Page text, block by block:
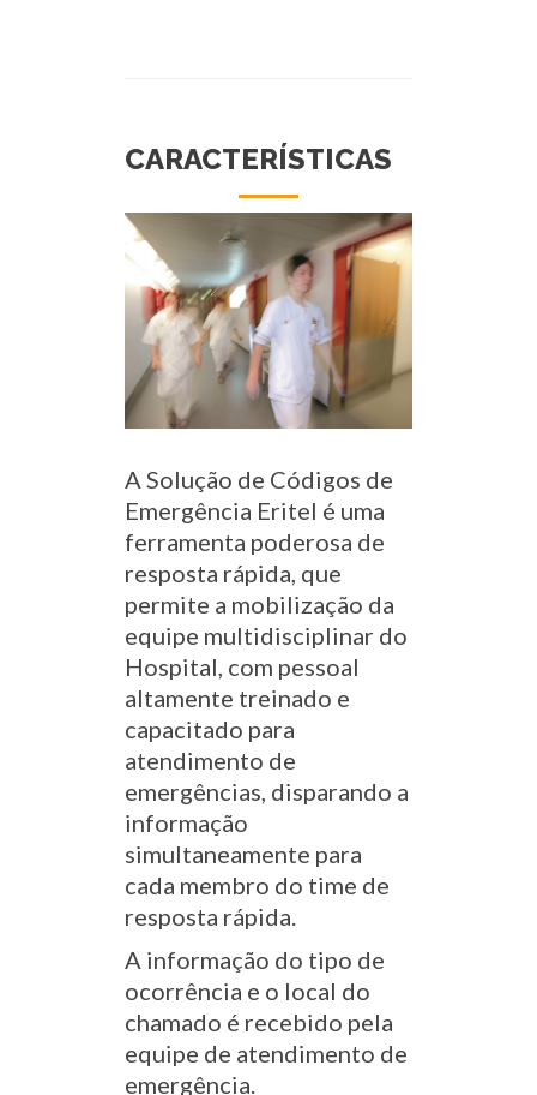
CARACTERÍSTICAS
A Solução de Códigos de
Emergência Eritel é uma
ferramenta poderosa de
resposta rápida, que
permite a mobilização da
equipe multidisciplinar do
Hospital, com pessoal
altamente treinado e
capacitado para
atendimento de
emergências, disparando a
informação
simultaneamente para
cada membro do time de
resposta rápida.
A informação do tipo de
ocorrência e o local do
chamado é recebido pela
equipe de atendimento de
emergência.